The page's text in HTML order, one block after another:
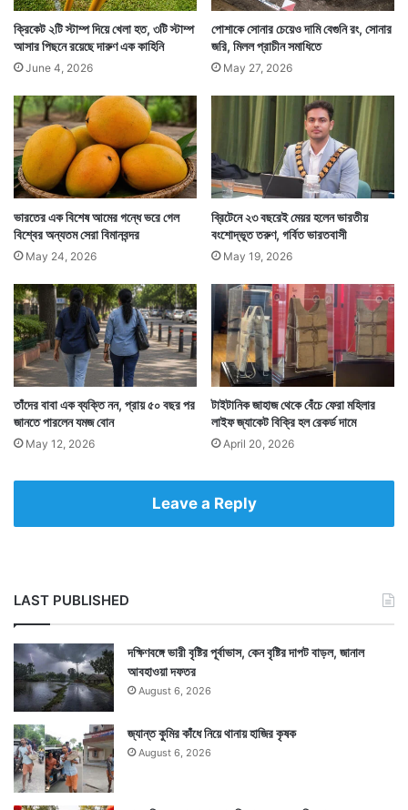
সেই ছবিকে কেন্দ্র করে সমালোচনার ঝড় ওঠে। তবে ওই যুবক
অনেককে পাশেও পেয়েছেন। এটাও অনেকে প্রশ্ন তুলেছেন যে
টেমসের জলে পা দেওয়া কি বেআইনি?
প্রসঙ্গত টেমস নদীর জলের দূষণ মাত্রার বাড়বাড়ন্ত নিয়ে হালে
নানা মহলে আলোচনা চলছে। টেমসের জলে ইকোলাই জীবাণু এবং
টেমসের জল ব্যবহারের অযোগ্য বলেও মতামত সামনে এসেছে।
ক্রিকেট ২টি স্টাম্প দিয়ে খেলা হত, ৩টি স্টাম্প
আসার পিছনে রয়েছে দারুণ এক কাহিনি
June 4, 2026
পোশাকে সোনার চেয়েও দামি বেগুনি রং, সোনার
জরি, মিলল প্রাচীন সমাধিতে
May 27, 2026
ভারতের এক বিশেষ আমের গন্ধে ভরে গেল
বিশ্বের অন্যতম সেরা বিমানবন্দর
May 24, 2026
ব্রিটেনে ২৩ বছরেই মেয়র হলেন ভারতীয়
বংশোদ্ভূত তরুণ, গর্বিত ভারতবাসী
May 19, 2026
তাঁদের বাবা এক ব্যক্তি নন, প্রায় ৫০ বছর পর
জানতে পারলেন যমজ বোন
May 12, 2026
টাইটানিক জাহাজ থেকে বেঁচে ফেরা মহিলার
লাইফ জ্যাকেট বিক্রি হল রেকর্ড দামে
April 20, 2026
Leave a Reply
LAST PUBLISHED
দক্ষিণবঙ্গে ভারী বৃষ্টির পূর্বাভাস, কেন বৃষ্টির দাপট বাড়ল, জানাল
আবহাওয়া দফতর
August 6, 2026
জ্যান্ত কুমির কাঁধে নিয়ে থানায় হাজির কৃষক
August 6, 2026